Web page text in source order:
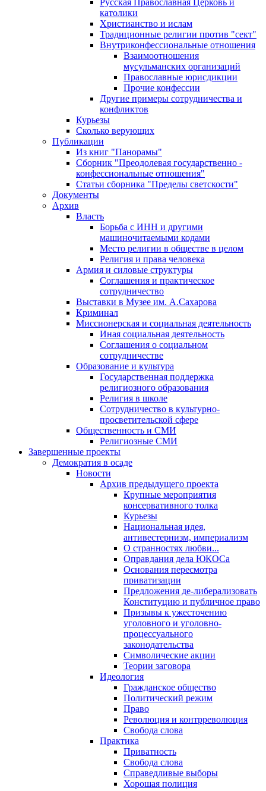
Русская Православная Церковь и
католики
Христианство и ислам
Традиционные религии против "сект"
Внутриконфессиональные отношения
Взаимоотношения
мусульманских организаций
Православные юрисдикции
Прочие конфессии
Другие примеры сотрудничества и
конфликтов
Курьезы
Сколько верующих
Публикации
Из книг "Панорамы"
Сборник "Преодолевая государственно -
конфессиональные отношения"
Статьи сборника "Пределы светскости"
Документы
Архив
Власть
Борьба с ИНН и другими
машиночитаемыми кодами
Место религии в обществе в целом
Религия и права человека
Армия и силовые структуры
Соглашения и практическое
сотрудничество
Выставки в Музее им. А.Сахарова
Криминал
Миссионерская и социальная деятельность
Иная социальная деятельность
Соглашения о социальном
сотрудничестве
Образование и культура
Государственная поддержка
религиозного образования
Религия в школе
Сотрудничество в культурно-
просветительской сфере
Общественность и СМИ
Религиозные СМИ
Завершенные проекты
Демократия в осаде
Новости
Архив предыдущего проекта
Крупные мероприятия
консервативного толка
Курьезы
Национальная идея,
антивестернизм, империализм
О странностях любви...
Оправдания дела ЮКОСа
Основания пересмотра
приватизации
Предложения де-либерализовать
Конституцию и публичное право
Призывы к ужесточению
уголовного и уголовно-
процессуального
законодательства
Символические акции
Теории заговора
Идеология
Гражданское общество
Политический режим
Право
Революция и контрреволюция
Свобода слова
Практика
Приватность
Свобода слова
Справедливые выборы
Хорошая полиция